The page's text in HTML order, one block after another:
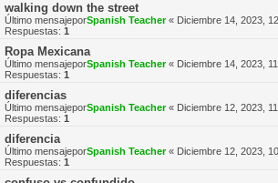
walking down the street
Último mensajeporSpanish Teacher« Diciembre 14, 2023,
Respuestas: 1
Ropa Mexicana
Último mensajeporSpanish Teacher« Diciembre 14, 2023,
Respuestas: 1
diferencias
Último mensajeporSpanish Teacher« Diciembre 12, 2023,
Respuestas: 1
diferencia
Último mensajeporSpanish Teacher« Diciembre 12, 2023,
Respuestas: 1